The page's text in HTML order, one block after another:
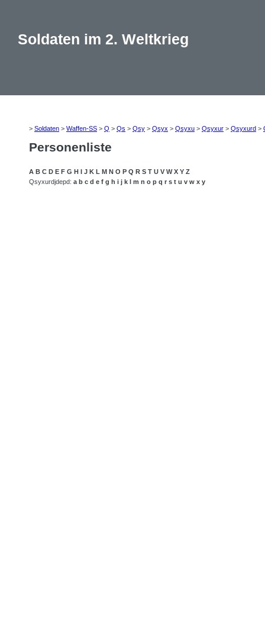
Soldaten im 2. Weltkrieg
> Soldaten > Waffen-SS > Q > Qs > Qsy > Qsyx > Qsyxu > Qsyxur > Qsyxurd >
Personenliste
A B C D E F G H I J K L M N O P Q R S T U V W X Y Z
Qsyxurdjdepd: a b c d e f g h i j k l m n o p q r s t u v w x y